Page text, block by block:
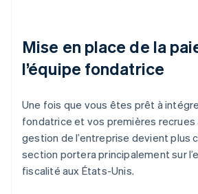
Mise en place de la
l’équipe fondatrice
Une fois que vous êtes prêt à
fondatrice et vos premières recrues
gestion de l’entreprise devient plus
section portera principalement sur
fiscalité aux États-Unis.